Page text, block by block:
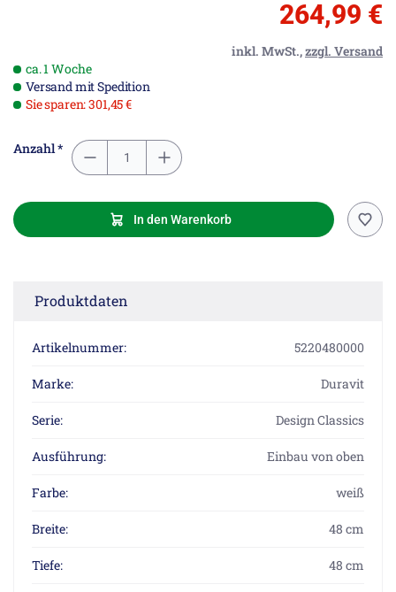
264,99 €
inkl. MwSt.,zzgl. Versand
ca. 1 Woche
Versand mit Spedition
Sie sparen: 301,45 €
Anzahl *
In den Warenkorb
Produktdaten
Artikelnummer: 5220480000
Marke: Duravit
Serie: Design Classics
Ausführung: Einbau von oben
Farbe: weiß
Breite: 48 cm
Tiefe: 48 cm